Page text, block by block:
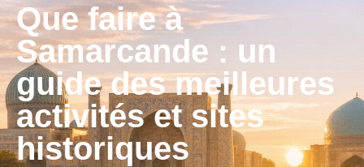
Que faire à
Samarcande : un
guide des meilleures
activités et sites
historiques